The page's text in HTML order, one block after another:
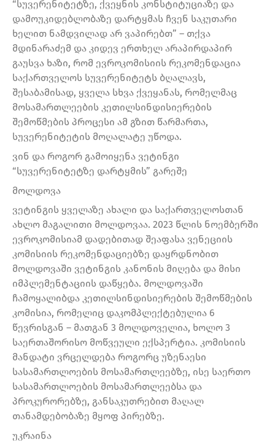
“სუვერენიტეტზე, ქვეყნის კონსტიტუციაზე და
დამოუკიდებლობაზე დარტყმას ჩვენ საკუთარი
ხელით ნამდვილად არ ვაპირებთ” – თქვა
მდინარაძემ და კიდევ ერთხელ არაპირდაპირ
გაუსვა ხაზი, რომ ევროკომისიის რეკომენდაცია
საქართველოს სუვერენიტეტს ბღალავს,
შესაბამისად, ყველა სხვა ქვეყანას, რომელმაც
მოსამართლეების კეთილსინდისიერების
შემოწმების პროცესი ამ გზით წარმართა,
სუვერენიტეტის მოღალატე უწოდა.
ვინ და როგორ გამოიყენა ვეტინგი
“სუვერენიტეტზე დარტყმის” გარეშე
მოლდოვა
ვეტინგის ყველაზე ახალი და საქართველოსთან
ახლო მაგალითი მოლდოვაა. 2023 წლის ნოემბერში
ევროკომისიამ დადებითად შეაფასა ვენეციის
კომისიის რეკომენდაციებზე დაყრდნობით
მოლდოვაში ვეტინგის კანონის მიღება და მისი
იმპლემენტაციის დაწყება. მოლდოვაში
ჩამოყალიბდა კეთილსინდისიერების შემოწმების
კომისია, რომელიც დაკომპლექტებულია 6
წევრისგან – მათგან 3 მოლდოველია, ხოლო 3
საერთაშორისო მოწვეული ექსპერტია. კომისიის
მანდატი ვრცელდება როგორც უზენაესი
სასამართლოების მოსამართლეებზე, ისე საერთო
სასამართლოების მოსამართლეებსა და
პროკურორებზე, განსაკუთრებით მაღალ
თანამდებობაზე მყოფ პირებზე.
უკრაინა